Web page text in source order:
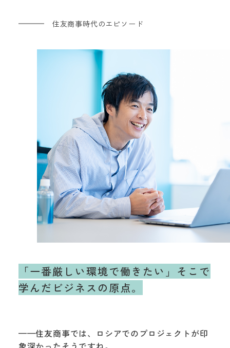
住友商事時代のエピソード
「一番厳しい環境で働きたい」 そこで
学んだビジネスの原点。
——住友商事では、ロシアでのプロジェクトが印